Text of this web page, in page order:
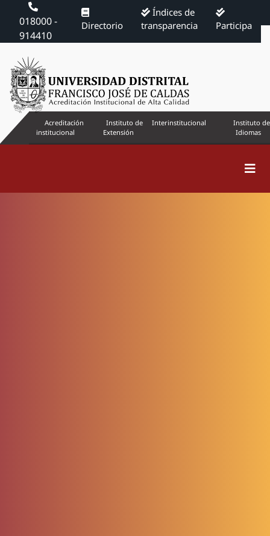
018000 -
914410
Directorio
Índices de
transparencia
Participa
Acreditación
institucional
Instituto de
Extensión
Interinstitucional
Instituto de
Idiomas